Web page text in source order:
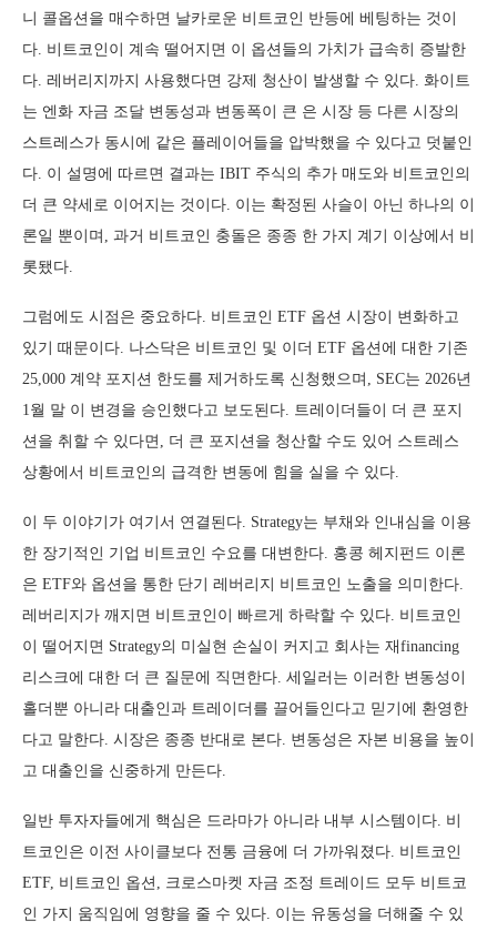
니 콜옵션을 매수하면 날카로운 비트코인 반등에 베팅하는 것이
다. 비트코인이 계속 떨어지면 이 옵션들의 가치가 급속히 증발한
다. 레버리지까지 사용했다면 강제 청산이 발생할 수 있다. 화이트
는 엔화 자금 조달 변동성과 변동폭이 큰 은 시장 등 다른 시장의
스트레스가 동시에 같은 플레이어들을 압박했을 수 있다고 덧붙인
다. 이 설명에 따르면 결과는 IBIT 주식의 추가 매도와 비트코인의
더 큰 약세로 이어지는 것이다. 이는 확정된 사슬이 아닌 하나의 이
론일 뿐이며, 과거 비트코인 충돌은 종종 한 가지 계기 이상에서 비
롯됐다.
그럼에도 시점은 중요하다. 비트코인 ETF 옵션 시장이 변화하고
있기 때문이다. 나스닥은 비트코인 및 이더 ETF 옵션에 대한 기존
25,000 계약 포지션 한도를 제거하도록 신청했으며, SEC는 2026년
1월 말 이 변경을 승인했다고 보도된다. 트레이더들이 더 큰 포지
션을 취할 수 있다면, 더 큰 포지션을 청산할 수도 있어 스트레스
상황에서 비트코인의 급격한 변동에 힘을 실을 수 있다.
이 두 이야기가 여기서 연결된다. Strategy는 부채와 인내심을 이용
한 장기적인 기업 비트코인 수요를 대변한다. 홍콩 헤지펀드 이론
은 ETF와 옵션을 통한 단기 레버리지 비트코인 노출을 의미한다.
레버리지가 깨지면 비트코인이 빠르게 하락할 수 있다. 비트코인
이 떨어지면 Strategy의 미실현 손실이 커지고 회사는 재financing
리스크에 대한 더 큰 질문에 직면한다. 세일러는 이러한 변동성이
홀더뿐 아니라 대출인과 트레이더를 끌어들인다고 믿기에 환영한
다고 말한다. 시장은 종종 반대로 본다. 변동성은 자본 비용을 높이
고 대출인을 신중하게 만든다.
일반 투자자들에게 핵심은 드라마가 아니라 내부 시스템이다. 비
트코인은 이전 사이클보다 전통 금융에 더 가까워졌다. 비트코인
ETF, 비트코인 옵션, 크로스마켓 자금 조정 트레이드 모두 비트코
인 가지 움직임에 영향을 줄 수 있다. 이는 유동성을 더해줄 수 있